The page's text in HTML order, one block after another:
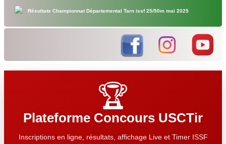
Résultats Championnat Départemental Tarn issf 25/50m mai 2025
🏆
Plateforme Concours USCTir
Inscriptions en ligne, résultats, affichage Live et Timer ISSF